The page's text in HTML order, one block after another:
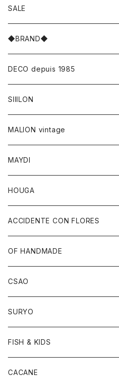
SALE
◆BRAND◆
DECO depuis 1985
SIIILON
MALION vintage
MAYDI
HOUGA
ACCIDENTE CON FLORES
OF HANDMADE
CSAO
SURYO
FISH & KIDS
CACANE